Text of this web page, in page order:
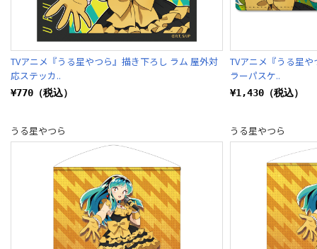
TVアニメ『うる星やつら』描き下ろし ラム 屋外対
応ステッカ..
¥770（税込）
TVアニメ『うる星
ラーパスケ..
¥1,430（税込）
うる星やつら うる星やつら